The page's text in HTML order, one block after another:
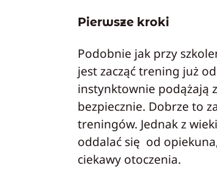
Pierwsze kroki
Podobnie jak przy
jest zacząć trening już
instynktownie podążają
bezpiecznie. Dobrze to
treningów. Jednak z
oddalać się od
ciekawy otoczenia.